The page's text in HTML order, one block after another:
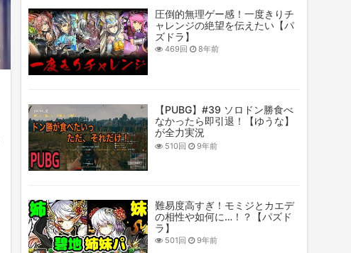
圧倒的無理ゲー感！一度きりチ
ャレンジの絶望を伝えたい【パ
ズドラ】
469回 8年前
【PUBG】#39 ソロドン勝食べ
なかったら即引退！【ゆうな】
が全力実況
PLAYERUNKNOWN'S
510回 9年前
難易度高すぎ！モミジとカエデ
の相性や如何に…！？【パズド
ラ】
501回 9年前